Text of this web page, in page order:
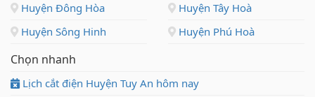
Huyện Đông Hòa
Huyện Tây Hoà
Huyện Sông Hinh
Huyện Phú Hoà
Chọn nhanh
Lịch cắt điện Huyện Tuy An hôm nay